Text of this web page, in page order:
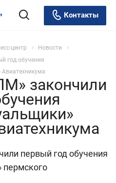
Контакты
центр
Новости
год обучения
Авиатехникума
закончили
первый год обучения
пермского